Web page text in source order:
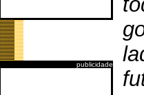
publicidade